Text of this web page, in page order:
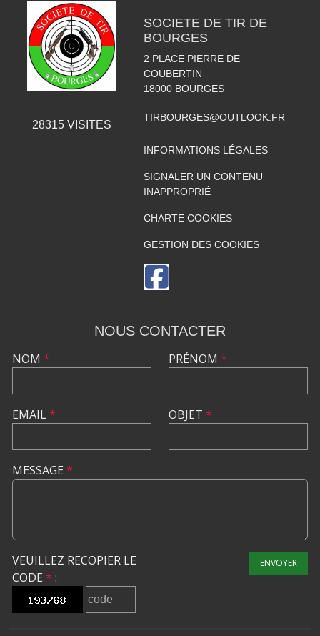
28315VISITES
SOCIETE DE TIR DE
BOURGES
2 PLACE PIERRE DE
COUBERTIN
18000 BOURGES
TIRBOURGES@OUTLOOK.FR
INFORMATIONS LÉGALES
SIGNALER UN CONTENU
INAPPROPRIÉ
CHARTE COOKIES
GESTION DES COOKIES
NOUS CONTACTER
NOM *
EMAIL*
PRÉNOM *
OBJET *
MESSAGE *
VEUILLEZ RECOPIER LE
CODE * :
ENVOYER